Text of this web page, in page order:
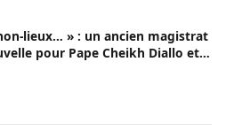
lieux… » : un ancien magistrat
pour Pape Cheikh Diallo et